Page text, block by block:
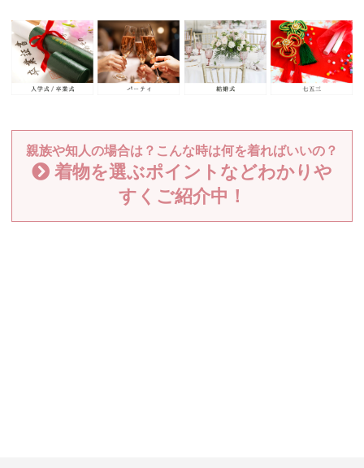
親族や知人の場合は？こんな時は何を着ればいいの？
着物を選ぶポイントなどわかりや
すくご紹介中！